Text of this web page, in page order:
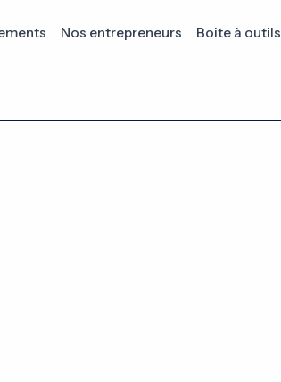
Nos entrepreneurs Boite à outils